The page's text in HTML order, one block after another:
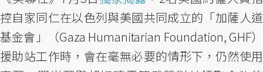
控自家同仁在以色列與美國共同成立的「加薩人道
基金會」（Gaza Humanitarian Foundation, GHF）
援助站工作時，會在毫無必要的情形下，仍然使用